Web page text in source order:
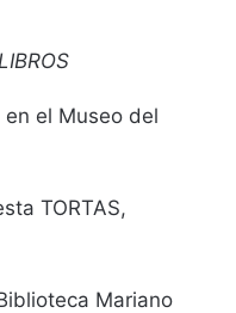
el Museo del
TORTAS,
Mariano